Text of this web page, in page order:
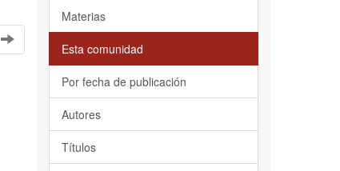
Materias
Esta comunidad
Por fecha de publicación
Autores
Títulos